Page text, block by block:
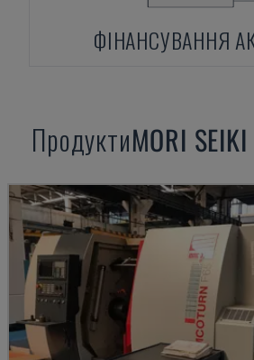
ФІНАНСУВАННЯ
ПродуктиMORI SEIKI